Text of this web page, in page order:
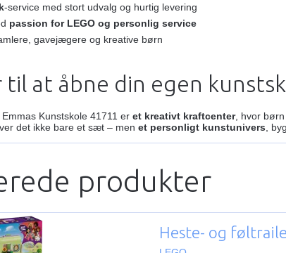
-service med stort udvalg og hurtig levering
passion for LEGO og personlig service
gavejægere og kreative børn
til at åbne din egen
Emmas Kunstskole 41711 eret kreativt kraftcenter, hvor
det ikke bare et sæt – menet personligt kunstunivers ,
produkter
Heste- og